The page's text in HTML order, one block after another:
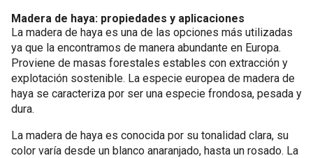
Madera de haya: propiedades y aplicaciones
La madera de haya es una de las opciones más utilizadas
ya que la encontramos de manera abundante en Europa.
Proviene de masas forestales estables con extracción y
explotación sostenible. La especie europea de madera de
haya se caracteriza por ser una especie frondosa, pesada y
dura.
La madera de haya es conocida por su tonalidad clara, su
color varía desde un blanco anaranjado, hasta un rosado. La